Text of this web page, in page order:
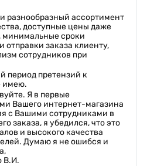
разнообразный ассортимент
доступные цены даже
минимальные сроки
отправки заказа клиенту,
сотрудников при
период претензий к
имею.
Я в первые
Вашего интернет-магазина
с Вашими сотрудниками в
заказа, я убедился, что это
и высокого качества
Думаю я не ошибся и
В.И.